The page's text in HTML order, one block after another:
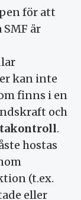
för att
är
kan inte
finns i en
och
.
hostas
(t.ex.
eller